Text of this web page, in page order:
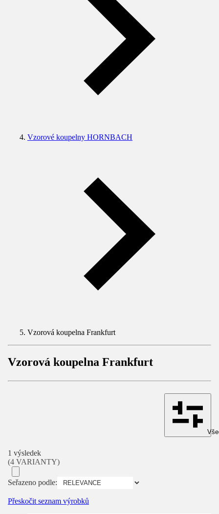
Vzorové koupelny HORNBACH
Vzorová koupelna Frankfurt
Vzorová koupelna Frankfurt
1 výsledek
(4 VARIANTY)
Seřazeno podle:
Přeskočit seznam výrobků